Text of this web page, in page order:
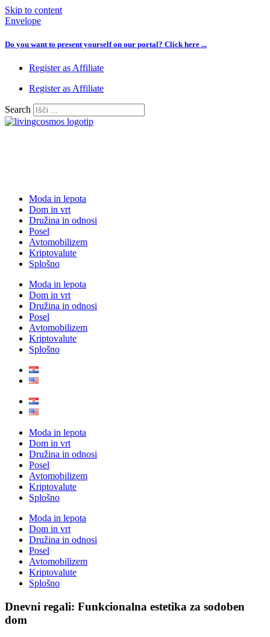
Skip to content
Envelope
Do you want to present yourself on our portal? Click here ...
Register as Affiliate
Register as Affiliate
Search
Moda in lepota
Dom in vrt
Družina in odnosi
Posel
Avtomobilizem
Kriptovalute
Splošno
Moda in lepota
Dom in vrt
Družina in odnosi
Posel
Avtomobilizem
Kriptovalute
Splošno
Moda in lepota
Dom in vrt
Družina in odnosi
Posel
Avtomobilizem
Kriptovalute
Splošno
Moda in lepota
Dom in vrt
Družina in odnosi
Posel
Avtomobilizem
Kriptovalute
Splošno
Dnevni regali: Funkcionalna estetika za sodoben
dom